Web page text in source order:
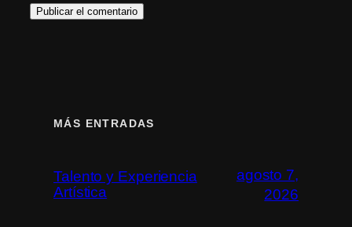
MÁS ENTRADAS
Talento y Experiencia
Artística
agosto 7,
2026